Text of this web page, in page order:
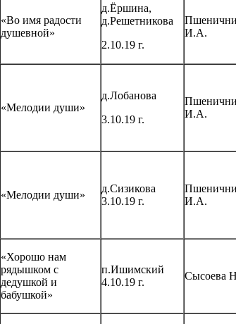
«Во имя радости
душевной»
д.Ёршина,
д.Решетникова
2.10.19 г.
И.А.
«Мелодии души»
д.Лобанова
3.10.19 г.
И.А.
«Мелодии души»
д.Сизикова
3.10.19 г.
И.А.
«Хорошо нам
рядышком с
дедушкой и
бабушкой»
п.Ишимский
4.10.19 г.
Сысоева